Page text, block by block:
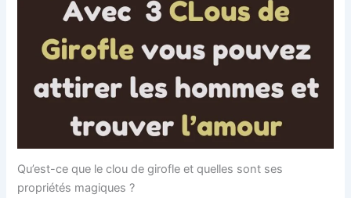
Qu’est-ce que le clou de girofle et quelles sont ses
propriétés magiques ?